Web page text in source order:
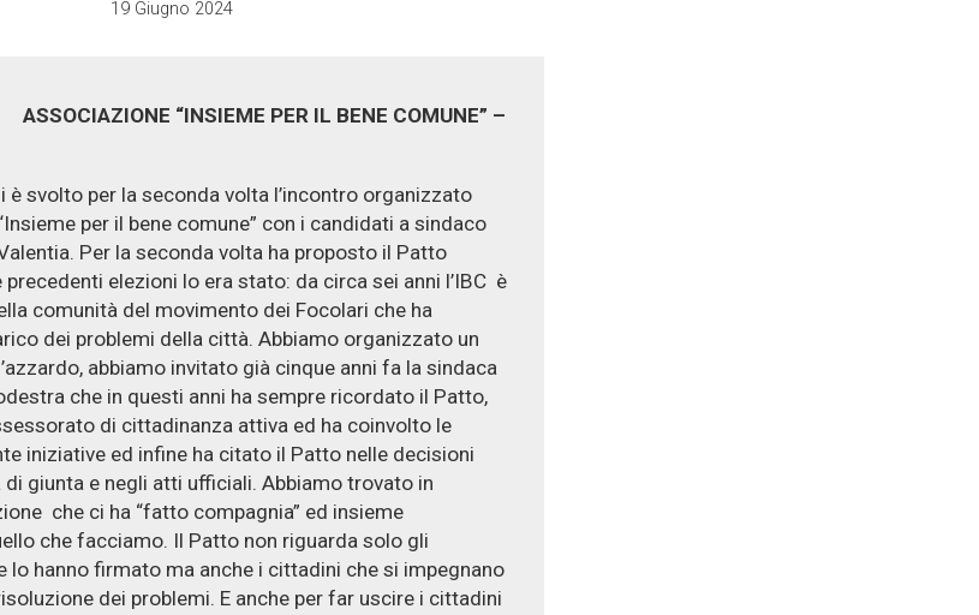
19 Giugno 2024
“INSIEME PER IL BENE COMUNE” –
è svolto per la seconda volta l’incontro organizzato
per il bene comune” con i candidati a sindaco
Per la seconda volta ha proposto il Patto
precedenti elezioni lo era stato: da circa sei anni l’IBC è
comunità del movimento dei Focolari che ha
dei problemi della città. Abbiamo organizzato un
abbiamo invitato già cinque anni fa la sindaca
che in questi anni ha sempre ricordato il Patto,
di cittadinanza attiva ed ha coinvolto le
iniziative ed infine ha citato il Patto nelle decisioni
di giunta e negli atti ufficiali. Abbiamo trovato in
che ci ha “fatto compagnia” ed insieme
che facciamo. Il Patto non riguarda solo gli
lo hanno firmato ma anche i cittadini che si impegnano
dei problemi. E anche per far uscire i cittadini